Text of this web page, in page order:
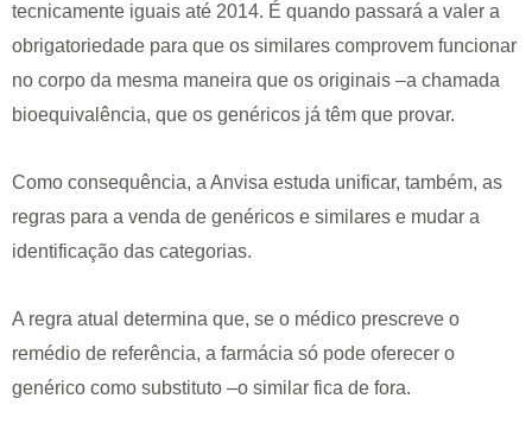
tecnicamente iguais até 2014. É quando passará a valer a
obrigatoriedade para que os similares comprovem funcionar
no corpo da mesma maneira que os originais –a chamada
bioequivalência, que os genéricos já têm que provar.
Como consequência, a Anvisa estuda unificar, também, as
regras para a venda de genéricos e similares e mudar a
identificação das categorias.
A regra atual determina que, se o médico prescreve o
remédio de referência, a farmácia só pode oferecer o
genérico como substituto –o similar fica de fora.